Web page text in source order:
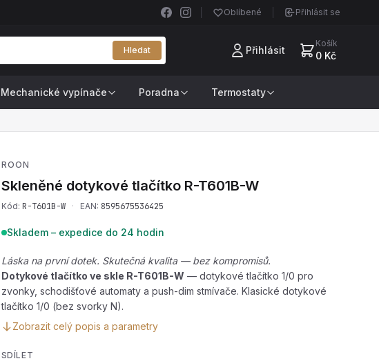
Oblíbené Přihlásit se
Hledat Přihlásit
Košík
0 Kč
Mechanické vypínače Poradna Termostaty
ROON
Skleněné dotykové tlačítko R-T601B-W
Kód: R-T601B-W · EAN: 8595675536425
Skladem – expedice do 24 hodin
Láska na první dotek. Skutečná kvalita — bez kompromisů.
Dotykové tlačítko ve skle R-T601B-W — dotykové tlačítko 1/0 pro
zvonky, schodišťové automaty a push-dim stmívače. Klasické dotykové
tlačítko 1/0 (bez svorky N).
Zobrazit celý popis a parametry
SDÍLET